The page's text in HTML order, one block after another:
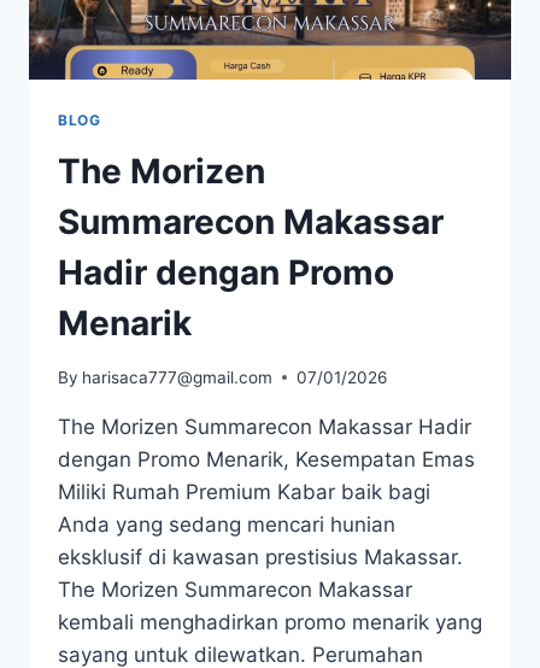
BLOG
The Morizen
Summarecon Makassar
Hadir dengan Promo
Menarik
By harisaca777@gmail.com 07/01/2026
The Morizen Summarecon Makassar Hadir
dengan Promo Menarik, Kesempatan Emas
Miliki Rumah Premium Kabar baik bagi
Anda yang sedang mencari hunian
eksklusif di kawasan prestisius Makassar.
The Morizen Summarecon Makassar
kembali menghadirkan promo menarik yang
sayang untuk dilewatkan. Perumahan